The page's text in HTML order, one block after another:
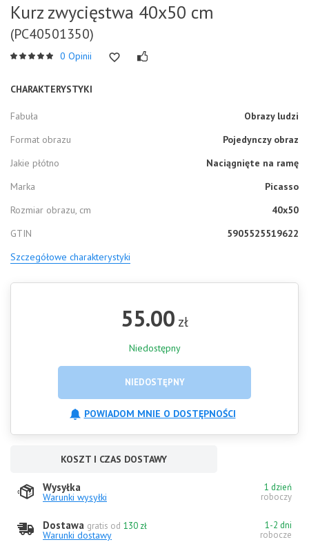
Kurz zwycięstwa 40x50 cm
(PC40501350)
0 Opinii
CHARAKTERYSTYKI
Fabuła
Obrazy ludzi
Format obrazu
Pojedynczy obraz
Jakie płótno
Naciągnięte na ramę
Marka
Picasso
Rozmiar obrazu, cm
40x50
GTIN
5905525519622
Szczegółowe charakterystyki
55.00 zł
Niedostępny
NIEDOSTĘPNY
POWIADOM MNIE O DOSTĘPNOŚCI
KOSZT I CZAS DOSTAWY
Wysyłka
Warunki wysyłki
1 dzień
roboczy
Dostawa gratis od 130 zł
Warunki dostawy
1-2 dni
robocze